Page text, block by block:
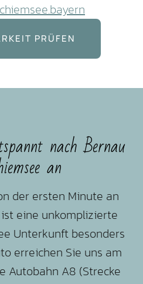
PRÜFEN
nach Bernau
an
der ersten Minute an
eine unkomplizierte
Unterkunft besonders
erreichen Sie uns am
Autobahn A8 (Strecke